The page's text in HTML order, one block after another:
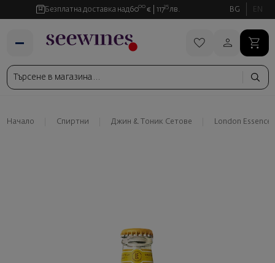
Безплатна доставка над6000 € 11735 лв. BG EN
Начало Спиртни Джин & Тоник Сетове London